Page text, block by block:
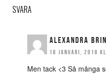
SVARA
ALEXANDRA
18 JANUARI, 2018
Men tack <3 Så många